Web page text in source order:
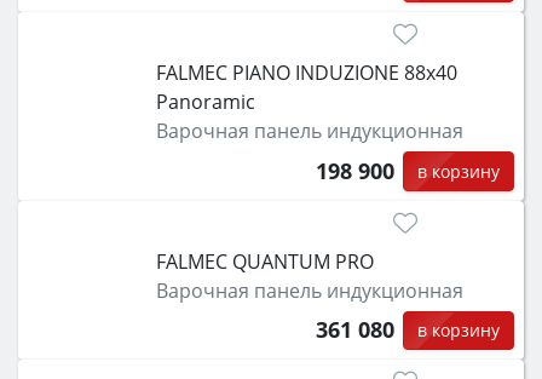
FALMEC PIANO INDUZIONE 88x40
Panoramic
Варочная панель индукционная
198 900 в корзину
FALMEC QUANTUM PRO
Варочная панель индукционная
361 080 в корзину